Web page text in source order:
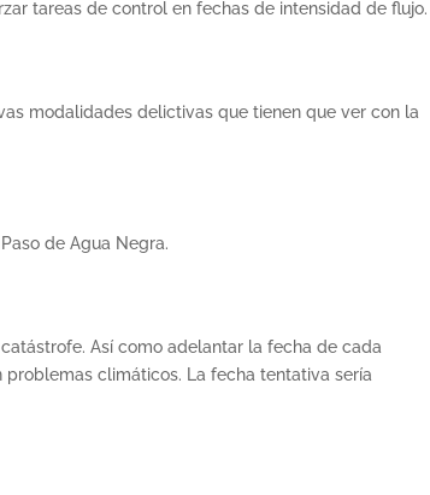
tareas de control en fechas de intensidad de flujo.
modalidades delictivas que tienen que ver con la
de Agua Negra.
Así como adelantar la fecha de cada
climáticos. La fecha tentativa sería